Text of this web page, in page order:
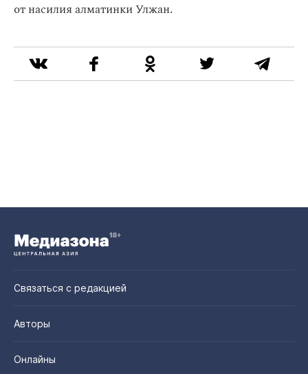
от насилия алматинки Улжан.
Связаться с редакцией
Авторы
Онлайны